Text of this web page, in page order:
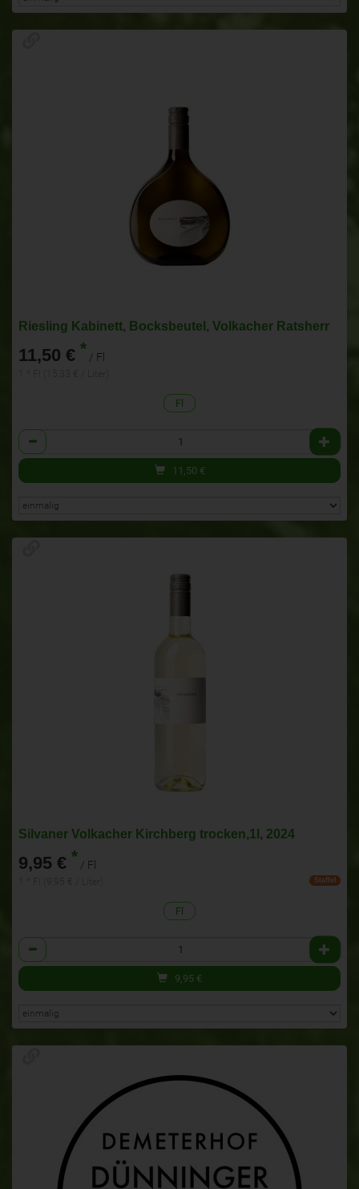
Riesling Kabinett, Bocksbeutel, Volkacher Ratsherr
11,50 € * / Fl
Fl
Anzahl
11,50 €
Silvaner Volkacher Kirchberg trocken,1l, 2024
9,95 € * / Fl
Staffel
Fl
Anzahl
9,95 €